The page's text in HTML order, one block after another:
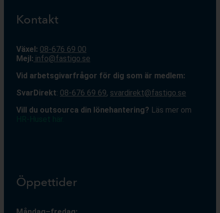
Kontakt
Växel: 08-676 69 00
Mejl : info@fastigo.se
Vid arbetsgivarfrågor för dig som är medlem:
SvarDirekt: 08-676 69 69, svardirekt@fastigo.se
Vill du outsourca din lönehantering? Läs mer om
Öppettider